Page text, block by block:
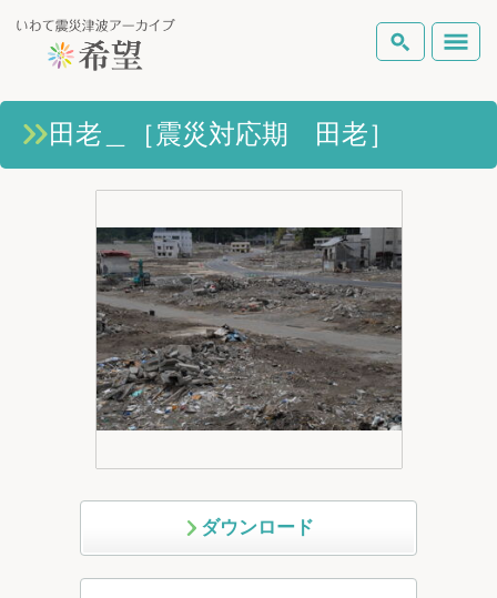
いわて震災津波アーカイブとは
ピックアップコンテンツ
Foreign Laguage
田老＿［震災対応期 田老］
ダウンロード